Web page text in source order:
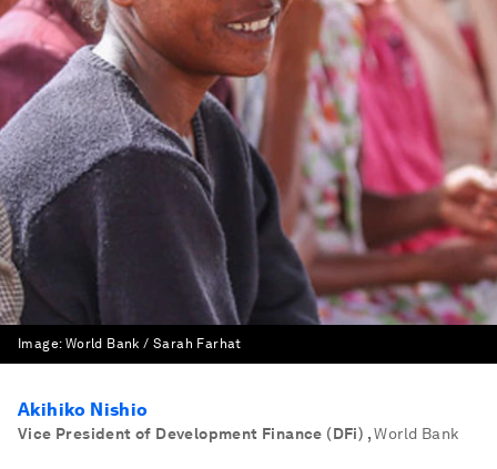
Image: World Bank / Sarah Farhat
Akihiko Nishio
Vice President of Development Finance (DFi) , World Bank